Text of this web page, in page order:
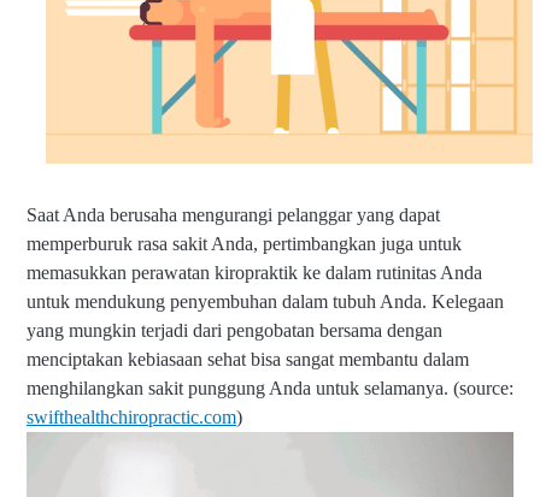
Saat Anda berusaha mengurangi pelanggar yang dapat
memperburuk rasa sakit Anda, pertimbangkan juga untuk
memasukkan perawatan kiropraktik ke dalam rutinitas Anda
untuk mendukung penyembuhan dalam tubuh Anda. Kelegaan
yang mungkin terjadi dari pengobatan bersama dengan
menciptakan kebiasaan sehat bisa sangat membantu dalam
menghilangkan sakit punggung Anda untuk selamanya. (source:
swifthealthchiropractic.com)